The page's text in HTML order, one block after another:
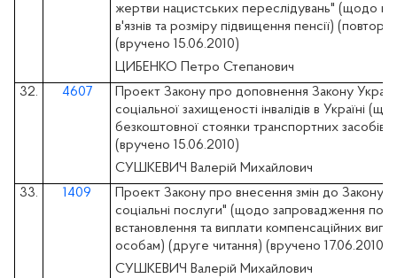
жертви нацистських переслідувань" (щодо
в'язнів та розміру підвищення пенсії)
(вручено 15.06.2010)
ЦИБЕНКО Петро Степанович
32.
4607
Проект Закону про доповнення Закону
соціальної захищеності інвалідів в Україні
безкоштовної стоянки транспортних засобів)
(вручено 15.06.2010)
СУШКЕВИЧ Валерій Михайлович
33.
1409
Проект Закону про внесення змін до Закону
соціальні послуги" (щодо запровадження
встановлення та виплати компенсаційних
особам) (друге читання) (вручено 17.06.2010)
СУШКЕВИЧ Валерій Михайлович